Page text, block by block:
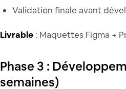
Validation finale avant
Livrable : Maquettes Figma +
Phase 3 :
semaines)